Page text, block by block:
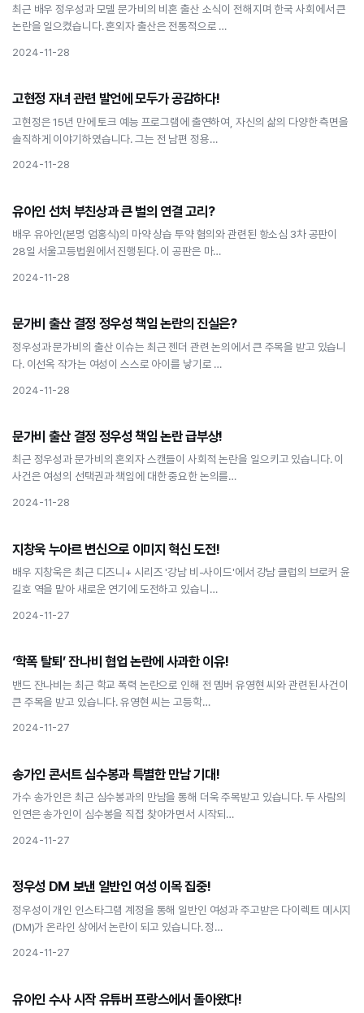
최근 배우 정우성과 모델 문가비의 비혼 출산 소식이 전해지며 한국 사회에서 큰
논란을 일으켰습니다. 혼외자 출산은 전통적으로 …
2024-11-28
고현정 자녀 관련 발언에 모두가 공감하다!
연예인
고현정 자녀 관련 발언에 모두가 공감하다!
고현정은 15년 만에 토크 예능 프로그램에 출연하여, 자신의 삶의 다양한 측면을
솔직하게 이야기하였습니다. 그는 전 남편 정용…
2024-11-28
유아인 선처 부친상과 큰 벌의 연결 고리?
연예인
유아인 선처 부친상과 큰 벌의 연결 고리?
배우 유아인(본명 엄홍식)의 마약 상습 투약 혐의와 관련된 항소심 3차 공판이
28일 서울고등법원에서 진행된다. 이 공판은 마…
2024-11-28
문가비 출산 결정 정우성 책임 논란의 진실은?
연예인
문가비 출산 결정 정우성 책임 논란의 진실은?
정우성과 문가비의 출산 이슈는 최근 젠더 관련 논의에서 큰 주목을 받고 있습니
다. 이선옥 작가는 여성이 스스로 아이를 낳기로 …
2024-11-28
문가비 출산 결정 정우성 책임 논란 급부상!
연예인
문가비 출산 결정 정우성 책임 논란 급부상!
최근 정우성과 문가비의 혼외자 스캔들이 사회적 논란을 일으키고 있습니다. 이
사건은 여성의 선택권과 책임에 대한 중요한 논의를…
2024-11-28
지창욱 누아르 변신으로 이미지 혁신 도전!
연예인
지창욱 누아르 변신으로 이미지 혁신 도전!
배우 지창욱은 최근 디즈니+ 시리즈 '강남 비-사이드'에서 강남 클럽의 브로커 윤
길호 역을 맡아 새로운 연기에 도전하고 있습니…
2024-11-27
‘학폭 탈퇴’ 잔나비 협업 논란에 사과한 이유!
연예인
‘학폭 탈퇴’ 잔나비 협업 논란에 사과한 이유!
밴드 잔나비는 최근 학교 폭력 논란으로 인해 전 멤버 유영현 씨와 관련된 사건이
큰 주목을 받고 있습니다. 유영현 씨는 고등학…
2024-11-27
송가인 콘서트 심수봉과 특별한 만남 기대!
연예인
송가인 콘서트 심수봉과 특별한 만남 기대!
가수 송가인은 최근 심수봉과의 만남을 통해 더욱 주목받고 있습니다. 두 사람의
인연은 송가인이 심수봉을 직접 찾아가면서 시작되…
2024-11-27
정우성 DM 보낸 일반인 여성 이목 집중!
연예인
정우성 DM 보낸 일반인 여성 이목 집중!
정우성이 개인 인스타그램 계정을 통해 일반인 여성과 주고받은 다이렉트 메시지
(DM)가 온라인 상에서 논란이 되고 있습니다. 정…
2024-11-27
유아인 수사 시작 유튜버 프랑스에서 돌아왔다!
연예인
유아인 수사 시작 유튜버 프랑스에서 돌아왔다!